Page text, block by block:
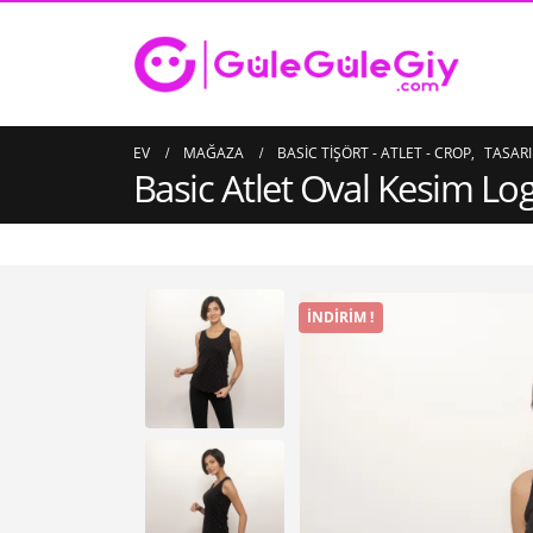
EV MAĞAZA BASIC TIŞÖRT - ATLET - CROP,
Basic Atlet Oval Kesim
İNDIRIM !